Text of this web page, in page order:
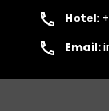
Hotel:
Email: